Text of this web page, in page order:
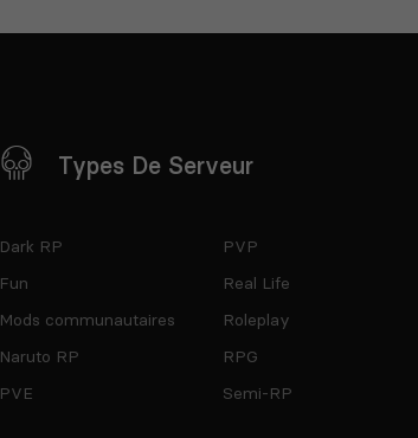
Types De Serveur
Dark RP
Fun
Mods communautaires
Naruto RP
PVE
PVP
Real Life
Roleplay
RPG
Semi-RP